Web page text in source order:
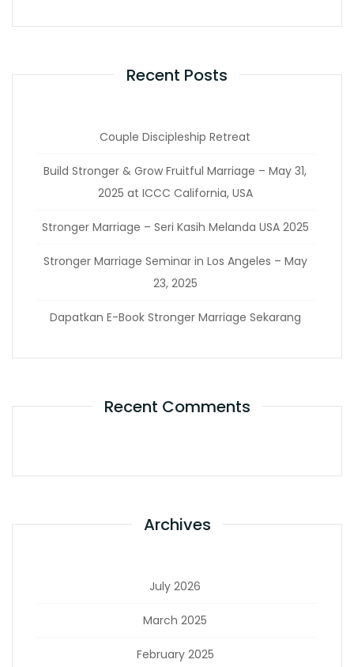
Recent Posts
Couple Discipleship Retreat
Build Stronger & Grow Fruitful Marriage – May 31,
2025 at ICCC California, USA
Stronger Marriage – Seri Kasih Melanda USA 2025
Stronger Marriage Seminar in Los Angeles – May
23, 2025
Dapatkan E-Book Stronger Marriage Sekarang
Recent Comments
Archives
July 2026
March 2025
February 2025